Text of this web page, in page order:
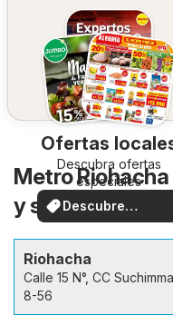
Ofertas
Descubra ofertas
especiales
Descubre
ofertas
Metro
y sus
Riohacha
Calle 15 N°, CC Suchimma
8-56